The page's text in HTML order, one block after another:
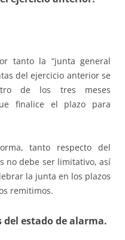
tanto la “junta general
del ejercicio anterior se
de los tres meses
finalice el plazo para
tanto respecto del
no debe ser limitativo, así
la junta en los plazos
remitimos.
del estado de alarma.